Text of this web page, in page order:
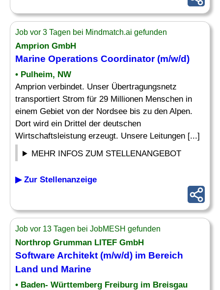
Job vor 3 Tagen bei Mindmatch.ai gefunden
Amprion GmbH
Marine Operations Coordinator (m/w/d)
• Pulheim, NW
Amprion verbindet. Unser Übertragungsnetz
transportiert Strom für 29 Millionen Menschen in
einem Gebiet von der Nordsee bis zu den Alpen.
Dort wird ein Drittel der deutschen
Wirtschaftsleistung erzeugt. Unsere Leitungen [...]
MEHR INFOS ZUM STELLENANGEBOT
▶ Zur Stellenanzeige
Job vor 13 Tagen bei JobMESH gefunden
Northrop Grumman LITEF GmbH
Software Architekt (m/w/d) im Bereich
Land und Marine
• Baden- Württemberg Freiburg im Breisgau